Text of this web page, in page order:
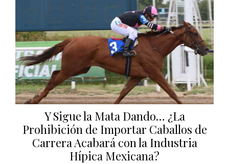
Y Sigue la Mata Dando… ¿La
Prohibición de Importar Caballos de
Carrera Acabará con la Industria
Hípica Mexicana?